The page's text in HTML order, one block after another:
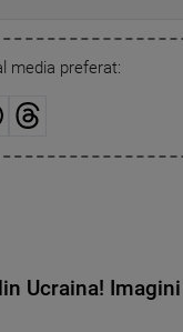
media preferat:
Ucraina!